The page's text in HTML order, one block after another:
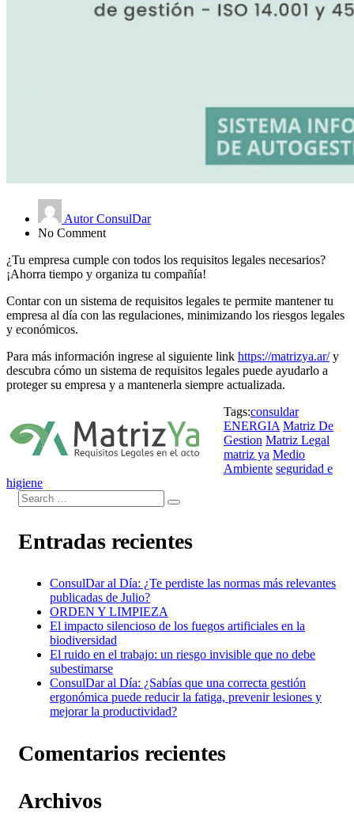
Autor ConsulDar
No Comment
¿Tu empresa cumple con todos los requisitos legales necesarios?
¡Ahorra tiempo y organiza tu compañía!
Contar con un sistema de requisitos legales te permite mantener tu
empresa al día con las regulaciones, minimizando los riesgos legales
y económicos.
Para más información ingrese al siguiente link https://matrizya.ar/y
descubra cómo un sistema de requisitos legales puede ayudarlo a
proteger su empresa y a mantenerla siempre actualizada.
Tags:consuldar
ENERGIA Matriz De
Gestion Matriz Legal
matriz ya Medio
Ambiente seguridad e
higiene
Entradas recientes
ConsulDar al Día: ¿Te perdiste las normas más relevantes
publicadas de Julio?
ORDEN Y LIMPIEZA
El impacto silencioso de los fuegos artificiales en la
biodiversidad
El ruido en el trabajo: un riesgo invisible que no debe
subestimarse
ConsulDar al Día: ¿Sabías que una correcta gestión
ergonómica puede reducir la fatiga, prevenir lesiones y
mejorar la productividad?
Comentarios recientes
Archivos